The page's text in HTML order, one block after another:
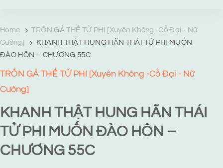
Home
TRỐN GẢ THẾ TỬ PHI [Xuyên Không -Cổ Đại - Nữ
Cường]
KHANH THẬT HUNG HÃN THÁI TỬ PHI MUỐN
ĐÀO HÔN – CHƯƠNG 55C
TRỐN GẢ THẾ TỬ PHI [Xuyên Không -Cổ Đại - Nữ
Cường]
KHANH THẬT HUNG HÃN THÁI
TỬ PHI MUỐN ĐÀO HÔN –
CHƯƠNG 55C